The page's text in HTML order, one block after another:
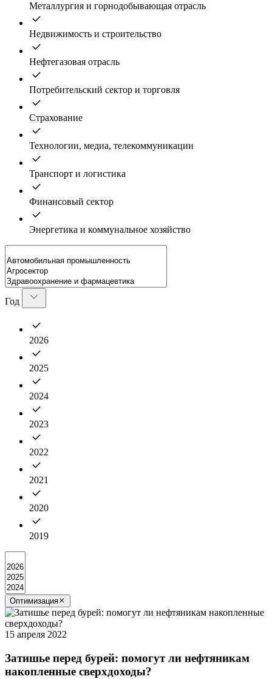
Металлургия и горнодобывающая отрасль
Недвижимость и строительство
Нефтегазовая отрасль
Потребительский сектор и торговля
Страхование
Технологии, медиа, телекоммуникации
Транспорт и логистика
Финансовый сектор
Энергетика и коммунальное хозяйство
Год
2026
2025
2024
2023
2022
2021
2020
2019
Оптимизация
15 апреля 2022
Затишье перед бурей: помогут ли нефтяникам
накопленные сверхдоходы?